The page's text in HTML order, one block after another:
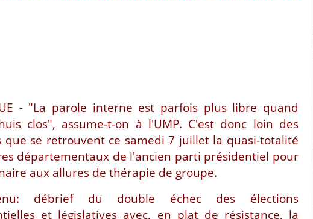
- "La parole interne est parfois plus libre quand
clos", assume-t-on à l'UMP. C'est donc loin des
que se retrouvent ce samedi 7 juillet la quasi-totalité
départementaux de l'ancien parti présidentiel pour
aux allures de thérapie de groupe.
débrief du double échec des élections
et législatives avec, en plat de résistance, la